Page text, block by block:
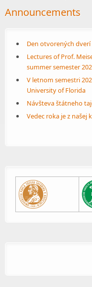
Announcements
Den otvorených dverí
Lectures of Prof.
summer semester
V letnom semestri
University of Florida
Návšteva štátneho
Vedec roka je z našej